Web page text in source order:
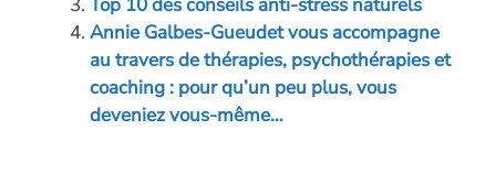
k p k
Annie Galbes-Gueudet vous accompagne
au travers de thérapies, psychothérapies et
coaching : pour qu’un peu plus, vous
deveniez vous-même…